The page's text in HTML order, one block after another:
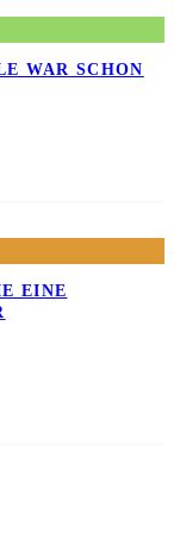
WAR SCHON
EINE B